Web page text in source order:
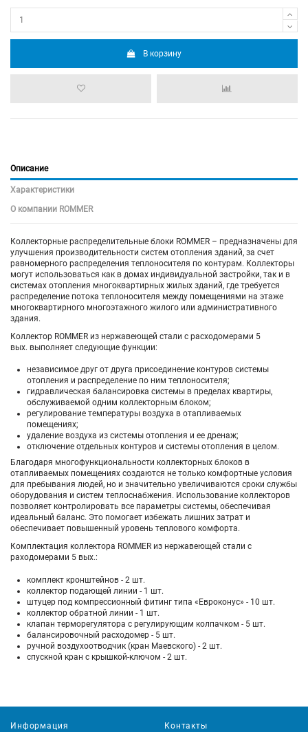
В корзину
Описание
Характеристики
О компании ROMMER
Коллекторные распределительные блоки ROMMER – предназначены для
улучшения производительности систем отопления зданий, за счет
равномерного распределения теплоносителя по контурам. Коллекторы
могут использоваться как в домах индивидуальной застройки, так и в
системах отопления многоквартирных жилых зданий, где требуется
распределение потока теплоносителя между помещениями на этаже
многоквартирного многоэтажного жилого или административного
здания.
Коллектор ROMMER из нержавеющей стали с расходомерами 5
вых. выполняет следующие функции:
независимое друг от друга присоединение контуров системы
отопления и распределение по ним теплоносителя;
гидравлическая балансировка системы в пределах квартиры,
обслуживаемой одним коллекторным блоком;
регулирование температуры воздуха в отапливаемых
помещениях;
удаление воздуха из системы отопления и ее дренаж;
отключение отдельных контуров и системы отопления в целом.
Благодаря многофункциональности коллекторных блоков в
отапливаемых помещениях создаются не только комфортные условия
для пребывания людей, но и значительно увеличиваются сроки службы
оборудования и систем теплоснабжения. Использование коллекторов
позволяет контролировать все параметры системы, обеспечивая
идеальный баланс. Это помогает избежать лишних затрат и
обеспечивает повышенный уровень теплового комфорта.
Комплектация коллектора ROMMER из нержавеющей стали с
раходомерами 5 вых.:
комплект кронштейнов - 2 шт.
коллектор подающей линии - 1 шт.
штуцер под компрессионный фитинг типа «Евроконус» - 10 шт.
коллектор обратной линии - 1 шт.
клапан терморегулятора с регулирующим колпачком - 5 шт.
балансировочный расходомер - 5 шт.
ручной воздухоотводчик (кран Маевского) - 2 шт.
спускной кран с крышкой-ключом - 2 шт.
Информация Контакты